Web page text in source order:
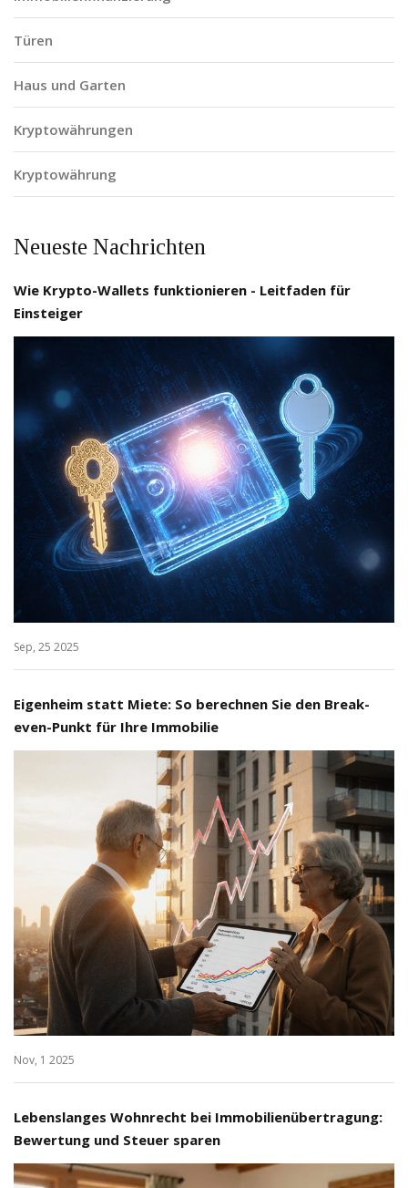
Türen
Haus und Garten
Kryptowährungen
Kryptowährung
Neueste Nachrichten
Wie Krypto-Wallets funktionieren - Leitfaden für
Einsteiger
Sep, 25 2025
Eigenheim statt Miete: So berechnen Sie den Break-
even-Punkt für Ihre Immobilie
Nov, 1 2025
Lebenslanges Wohnrecht bei Immobilienübertragung:
Bewertung und Steuer sparen